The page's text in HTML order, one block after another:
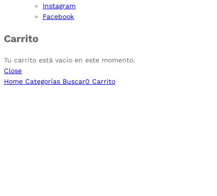
Instagram
Facebook
Carrito
Tu carrito está vacío en este momento.
Close
Home Categorías Buscar0 Carrito